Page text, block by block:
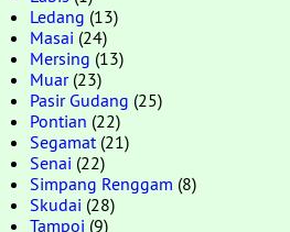
Ledang (13)
Masai (24)
Mersing (13)
Muar(23)
Pasir Gudang (25)
Pontian (22)
Segamat(21)
Senai (22)
Simpang Renggam (8)
Skudai (28)
Tampoi (9)